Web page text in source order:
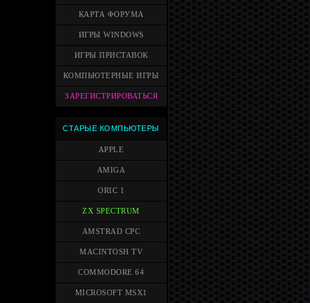
КАРТА ФОРУМА
ИГРЫ WINDOWS
ИГРЫ ПРИСТАВОК
КОМПЬЮТЕРНЫЕ ИГРЫ
ЗАРЕГИСТРИРОВАТЬСЯ
СТАРЫЕ КОМПЬЮТЕРЫ
APPLE
AMIGA
ORIC 1
ZX SPECTRUM
AMSTRAD CPC
MACINTOSH TV
COMMODORE 64
MICROSOFT MSX1